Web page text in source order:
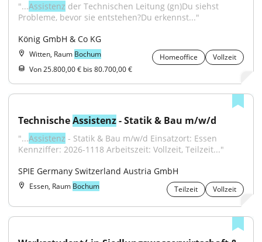
"...Assistenz der Technischen Leitung (gn)Du siehst
Probleme, bevor sie entstehen?Du erkennst..."
König GmbH & Co KG
Witten, Raum Bochum Homeoffice
Vollzeit
Von 25.800,00 € bis 80.700,00 €
Technische Assistenz - Statik & Bau m/w/d
"...Assistenz - Statik & Bau m/w/d Einsatzort: Essen
Kennziffer: 2026-1118 Arbeitszeit: Vollzeit, Teilzeit..."
SPIE Germany Switzerland Austria GmbH
Essen, Raum Bochum Teilzeit Vollzeit